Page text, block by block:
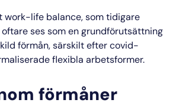
work-life balance, som tidigare
ses som en grundförutsättning
förmån, särskilt efter covid-
flexibla arbetsformer.
förmåner